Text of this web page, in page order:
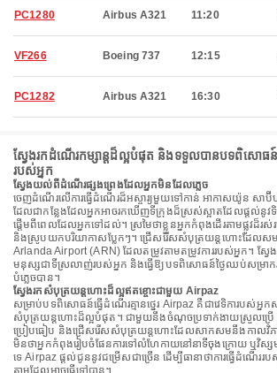
PC1280 Airbus A321 11:20
VF266 Boeing 737 12:15
PC1282 Airbus A321 16:30
ស្វែងរកដំណើរកម្សាន្តដ៏ល្អបំផុត និងទទួលបានបទពិសោធន៍
របស់អ្នក
ស្វែងយល់ពីដំណើរផ្សងព្រេងដែលអ្នកមិនដែលភ្លេច
ចេញដំណើរលើការធ្វើដំណើរដ៏អស្ចារ្យមួយទៅកាន់ អាកាសយ៉ូន សា
ដែលជាកន្លែងដែលអ្នកអាចរកឃើញទីក្រុងដ៏ស្រស់ស្អាតដែលផ្តល់នូវទិ
ផ្តើមពីពេលដែលអ្នកទៅដល់។ ស្រមៃថាខ្លួនអ្នកកំពុងដើរតាមផ្លូវដ៏រស់
និងស្រូបយកបរិយាកាសប្លែកៗ។ ជ្រើសរើសសំបុត្រយន្តហោះដែលស
Arlanda Airport (ARN) ដែលតម្រូវតាមតម្រូវការរបស់អ្នក។ ស្វែ
មនុស្សជាទីស្រលាញ់របស់អ្នក និងធ្វើឱ្យបទពិសោធន៍ថ្ងៃឈប់សម្រា
បំភ្លេចបាន។
ស្វែងរកសំបុត្រយន្តហោះដ៏ល្អឥតខ្ចោះជាមួយ Airpaz
សម្រាប់បទពិសោធន៍ធ្វើដំណើរគ្មានថ្នេរ Airpaz គឺជាវេទិការបស់អ្នក
សំបុត្រយន្តហោះដ៏ល្អបំផុត។ ជាមួយនឹងចំណុចប្រទាក់ងាយស្រួលប្រើ
ប្រៀបធៀប និងជ្រើសរើសសំបុត្រយន្តហោះដែលសាកសមនឹងកាលវិភ
មិនថាអ្នកកំពុងរៀបចំផែនការទៅលំហែកាយនៅនាទីចុងក្រោយ ឬវិស្
ទេ Airpaz ផ្តល់ជូននូវជម្រើសជាច្រើន ដើម្បីធានាថាការធ្វើដំណើរ
តាមដែលអាចធ្វើទៅបាន។